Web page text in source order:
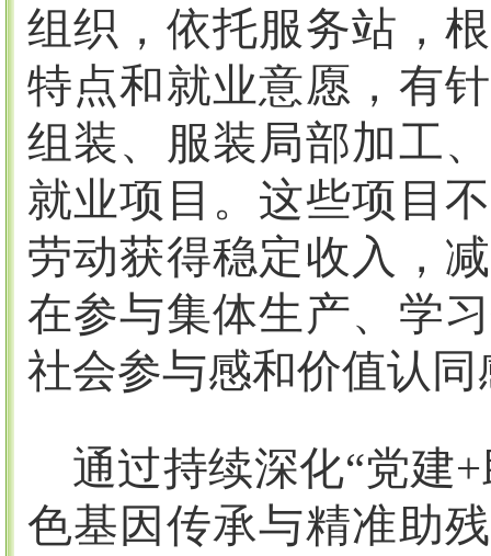
组织，依托服务站，
特点和就业意愿，有
组装、服装局部加工
就业项目。这些项目
劳动获得稳定收入，
在参与集体生产、学
社会参与感和价值认同
通过持续深化“党建+
色基因传承与精准助